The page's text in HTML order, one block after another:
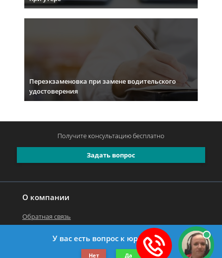
Переэкзаменовка при замене водительского
удостоверения
О компании
Обратная связь
©2019-2026 Все права защищены.
Задать вопрос
Получите консультациюбесплатно
У вас есть вопрос к юристу?
Нет Да